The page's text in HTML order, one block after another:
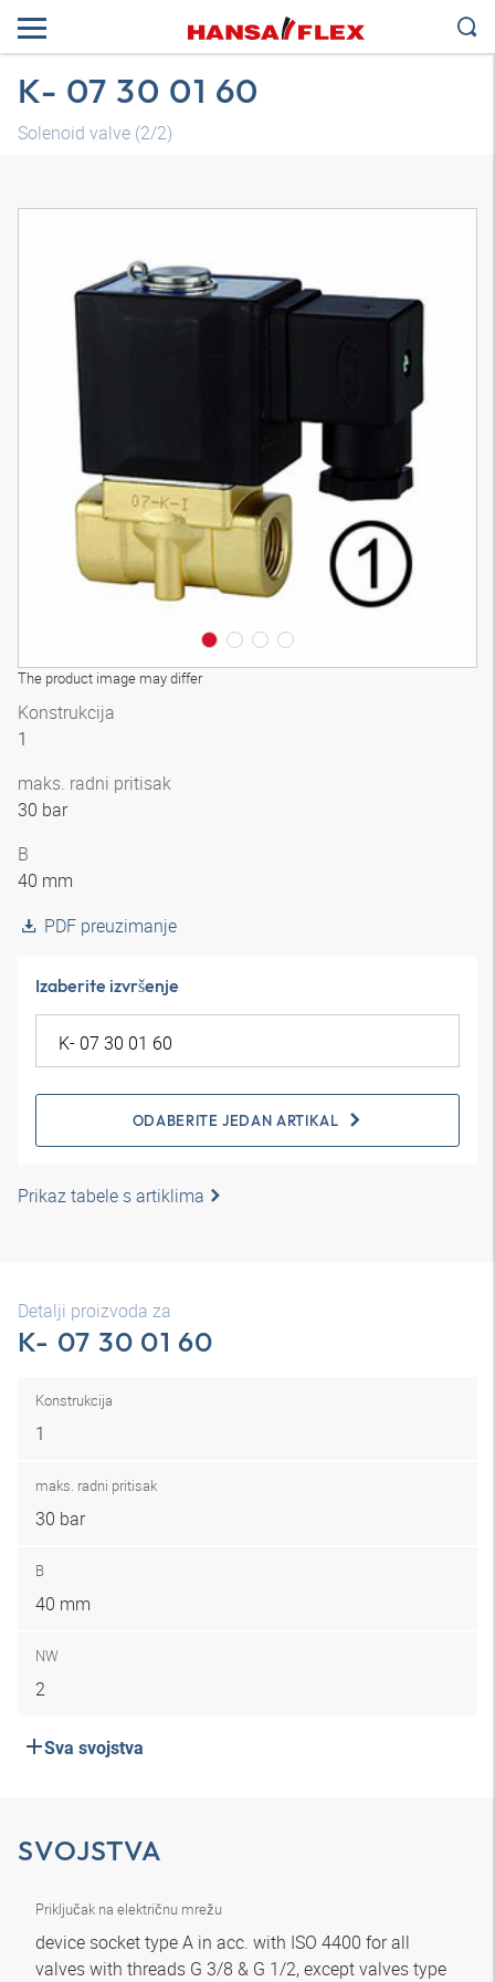
K- 07 30 01 60
Solenoid valve (2/2)
The product image may differ
Konstrukcija
1
maks. radni pritisak
30 bar
B
40 mm
PDF preuzimanje
Izaberite izvršenje
ODABERITE JEDAN ARTIKAL
Prikaz tabele s artiklima
Detalji proizvoda za
K- 07 30 01 60
Konstrukcija
1
maks. radni pritisak
30 bar
B
40 mm
NW
2
Sva svojstva
SVOJSTVA
Priključak na električnu mrežu
device socket type A in acc. with ISO 4400 for all
valves with threads G 3/8 & G 1/2, except valves type